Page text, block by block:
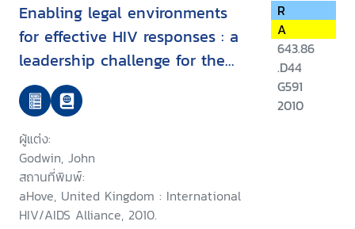
Enabling legal environments
for effective HIV responses : a
leadership challenge for the
Commonwealth
ผู้แต่ง:
Godwin, John
สถานที่พิมพ์:
aHove, United Kingdom : International
HIV/AIDS Alliance, 2010.
R
A
643.86
.D44
G591
2010